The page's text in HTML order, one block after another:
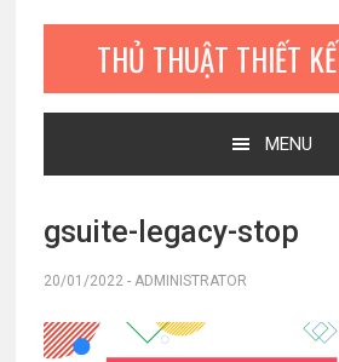
THỦ THUẬT THIẾT
MENU
gsuite-legacy-stop
20/01/2022- ADMINISTRATOR